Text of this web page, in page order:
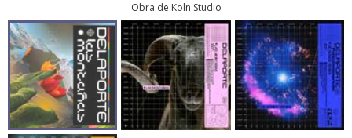
Obra de Koln Studio